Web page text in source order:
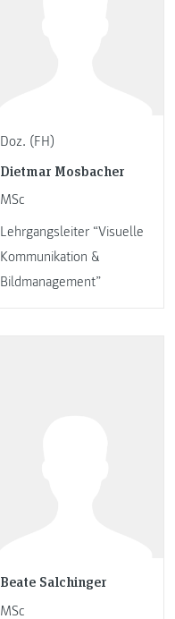
Doz. (FH)
Dietmar Mosbacher
MSc
Lehrgangsleiter “Visuelle
Kommunikation &
Bildmanagement”
Beate Salchinger
MSc